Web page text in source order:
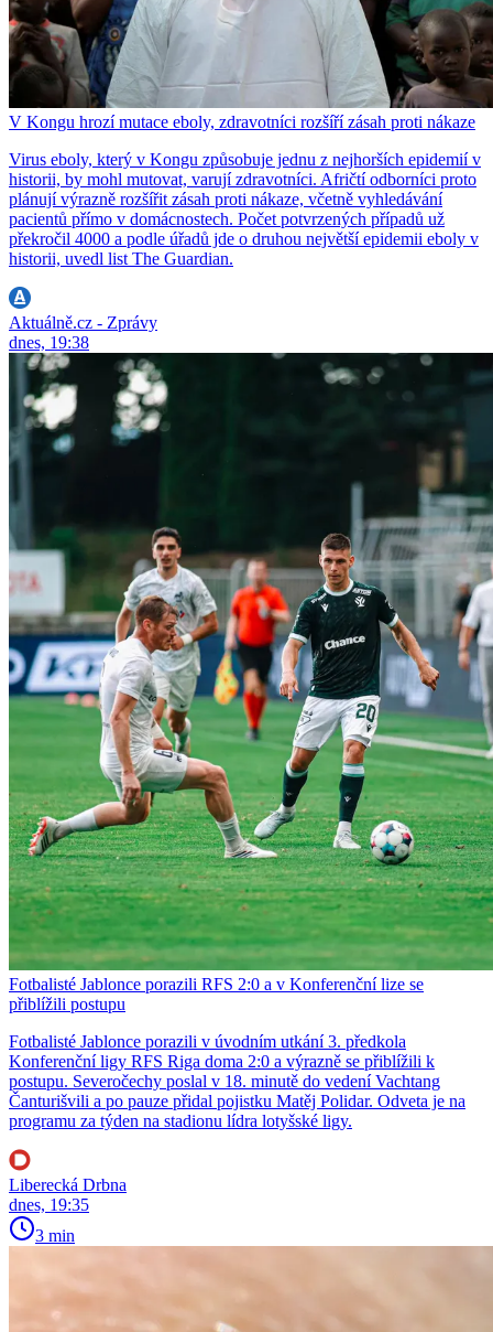
V Kongu hrozí mutace eboly, zdravotníci rozšíří zásah proti nákaze
Virus eboly, který v Kongu způsobuje jednu z nejhorších epidemií v
historii, by mohl mutovat, varují zdravotníci. Afričtí odborníci proto
plánují výrazně rozšířit zásah proti nákaze, včetně vyhledávání
pacientů přímo v domácnostech. Počet potvrzených případů už
překročil 4000 a podle úřadů jde o druhou největší epidemii eboly v
historii, uvedl list The Guardian.
Aktuálně.cz - Zprávy
dnes, 19:38
Fotbalisté Jablonce porazili RFS 2:0 a v Konferenční lize se
přiblížili postupu
Fotbalisté Jablonce porazili v úvodním utkání 3. předkola
Konferenční ligy RFS Riga doma 2:0 a výrazně se přiblížili k
postupu. Severočechy poslal v 18. minutě do vedení Vachtang
Čanturišvili a po pauze přidal pojistku Matěj Polidar. Odveta je na
programu za týden na stadionu lídra lotyšské ligy.
Liberecká Drbna
dnes, 19:35
3 min